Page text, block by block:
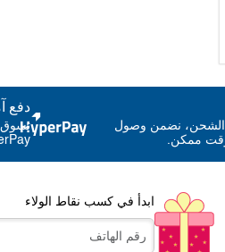
الطفل التحكم فيه
جوي بوكس
نضمن وصول
ممكن.
دفع
تسوق
ابدأ في كسب نقاط الولاء